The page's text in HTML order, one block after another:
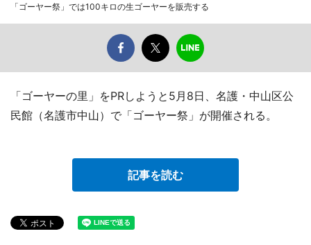
「ゴーヤー祭」では100キロの生ゴーヤーを販売する
「ゴーヤーの里」をPRしようと5月8日、名護・中山区公
民館（名護市中山）で「ゴーヤー祭」が開催される。
記事を読む